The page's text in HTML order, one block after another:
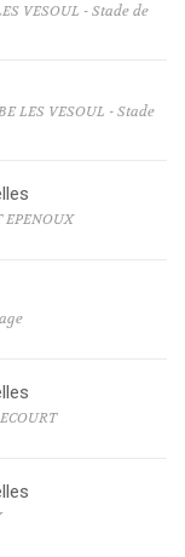
VESOUL - Stade de
LES VESOUL - Stade
EPENOUX